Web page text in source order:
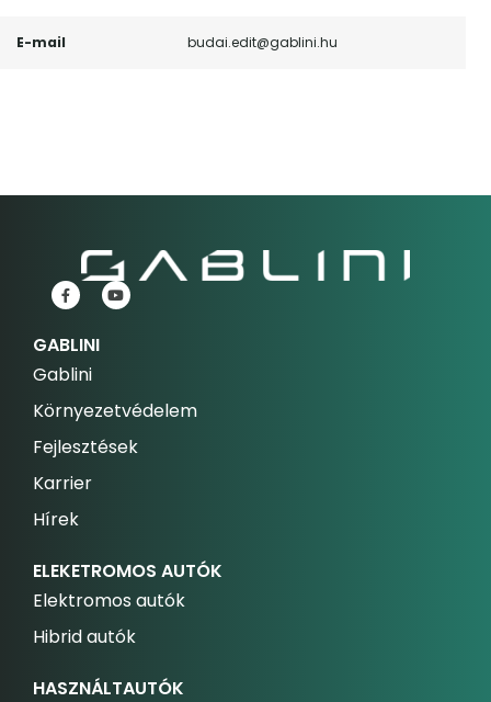
E-mail budai.edit@gablini.hu
GABLINI
Gablini
Környezetvédelem
Fejlesztések
Karrier
Hírek
ELEKETROMOS AUTÓK
Elektromos autók
Hibrid autók
HASZNÁLTAUTÓK